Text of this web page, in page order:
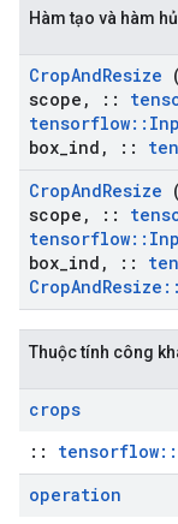
Hàm tạo và hàm
CropAndResize
scope , ::
tensorflow::
box ind , ::
CropAndResize
scope , ::
tensorflow::
box ind , ::
CropAndResize ::
Thuộc tính công
crops
::
operation